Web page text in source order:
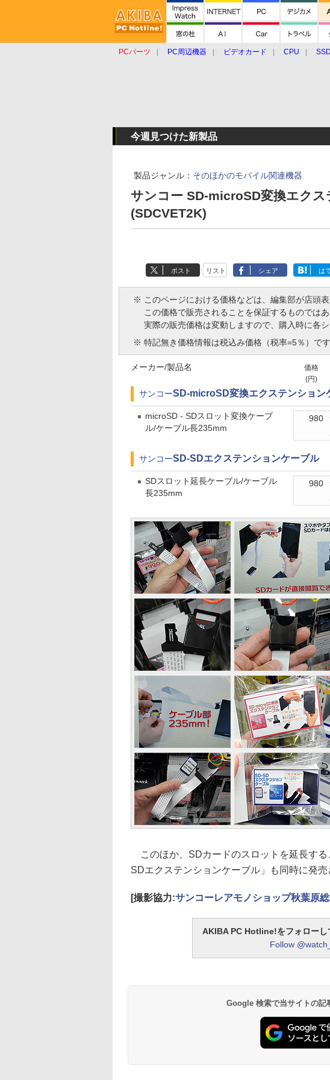
PCパーツ PC周辺機器 ビデオカード CPU SSD
今週見つけた新製品
製品ジャンル： そのほかのモバイル関連機器
サンコー SD-microSD変換エク
(SDCVET2K)
ポスト リスト シェア は
※ このページにおける価格などは、編集部が店頭
この価格で販売されることを保証するものではあ
実際の販売価格は変動しますので、購入時に各
※ 特記無き価格情報は税込み価格（税率=5％）です
価格
(円)
メーカー/製品名
サンコーSD-microSD変換エクステンション
microSD - SDスロット変換ケーブ
ル/ケーブル長235mm
980
サンコーSD-SDエクステンションケーブル
SDスロット延長ケーブル/ケーブル
長235mm
980
このほか、SDカードのスロットを延長す
SDエクステンションケーブル」も同時に発売
[撮影協力:サンコーレアモノショップ秋葉原
AKIBA PC Hotline!をフォローし
Follow
Google 検索で当サイトの記